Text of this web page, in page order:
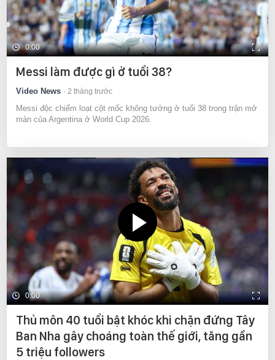
0:00
Messi làm được gì ở tuổi 38?
Video News 2 tháng trước
Messi độc chiếm loạt cột mốc không tưởng ở tuổi 38 trong trận mở
màn của Argentina ở World Cup 2026.
0:00
Thủ môn 40 tuổi bật khóc khi chặn đứng Tây
Ban Nha gây choáng toàn thế giới, tăng gần
5 triệu followers